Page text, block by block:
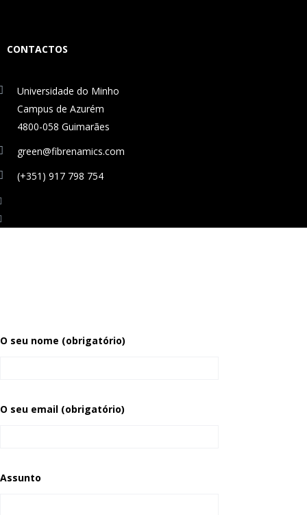
CONTACTOS
Universidade do Minho
Campus de Azurém
4800-058 Guimarães
green@fibrenamics.com
(+351) 917 798 754
O seu nome (obrigatório)
O seu email (obrigatório)
Assunto